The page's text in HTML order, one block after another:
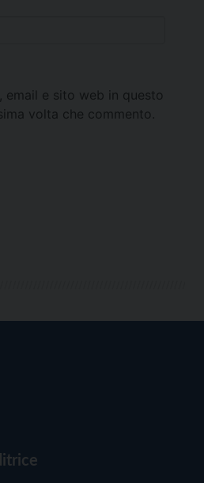
email e sito web in questo
volta che commento.